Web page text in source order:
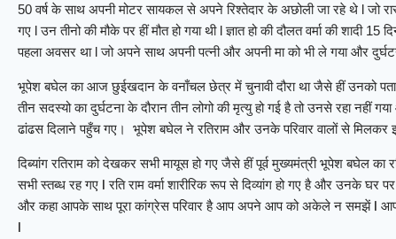
50 वर्ष के साथ अपनी मोटर सायकल से अपने रिश्तेदार के अछोली जा रहे थे l जो
गए l उन तीनो की मौके पर हीं मौत हो गया थी l ज्ञात हो की दौलत वर्मा की शादी
पहला अवसर था l जो अपने साथ अपनी पत्नी और अपनी मा को भी ले गया और
भूपेश बघेल का आज छुईखदान के वनाँचल छेत्र में चुनावी दौरा था जैसे हीं उनको पता
तीन सदस्यो का दुर्घटना के दौरान तीन लोगो की मृत्यु हो गई है तो उनसे रहा नहीं
ढांढस दिलाने पहुँच गए। भूपेश बघेल ने रतिराम और उनके परिवार वालों से
दिब्यांग रतिराम को देखकर सभी मायूस हो गएजैसे हीं पूर्व मुख्यमंत्री भूपेश बघेल का
सभी स्तब्ध रह गए l रति राम वर्मा शारीरिक रूप से दिव्यांग हो गए है और उनके
और कहा आपके साथ पूरा कांग्रेस परिवार है आप अपने आप को अकेले न समझें l
l